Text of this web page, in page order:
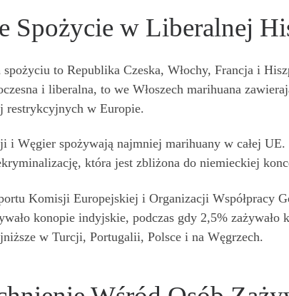
Spożycie w Liberalnej
to Republika Czeska, Włochy, Francja i
i liberalna, to we Włoszech marihuana
restrykcyjnych w Europie.
i Węgier spożywają najmniej marihuany w całej
która jest zbliżona do niemieckiej
Komisji Europejskiej i Organizacji Współpracy
konopie indyjskie, podczas gdy 2,5%
w Turcji, Portugalii, Polsce i na Węgrzech.